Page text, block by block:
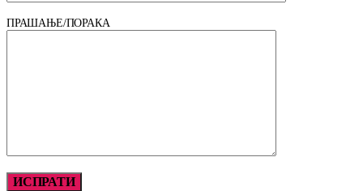
ПРАШАЊЕ/ПОРАКА